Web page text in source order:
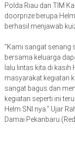
Polda Riau dan TIM
doorprize berupa
berhasil menjawab
“Kami sangat senang
bersama keluarga
lalu lintas kita di kasih
masyarakat kegiatan
sangat bagus dan
kegiatan seperti ini
Helm SNI nya.” Ujar
Damai